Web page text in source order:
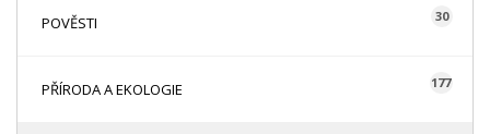
POVĚSTI 30
PŘÍRODA A EKOLOGIE 177